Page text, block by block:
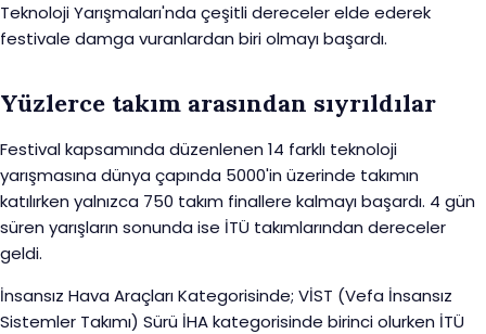
Teknoloji Yarışmaları'nda çeşitli dereceler elde ederek
festivale damga vuranlardan biri olmayı başardı.
Yüzlerce takım arasından sıyrıldılar
Festival kapsamında düzenlenen 14 farklı teknoloji
yarışmasına dünya çapında 5000'in üzerinde takımın
katılırken yalnızca 750 takım finallere kalmayı başardı. 4 gün
süren yarışların sonunda ise İTÜ takımlarından dereceler
geldi.
İnsansız Hava Araçları Kategorisinde; VİST (Vefa İnsansız
Sistemler Takımı) Sürü İHA kategorisinde birinci olurken İTÜ